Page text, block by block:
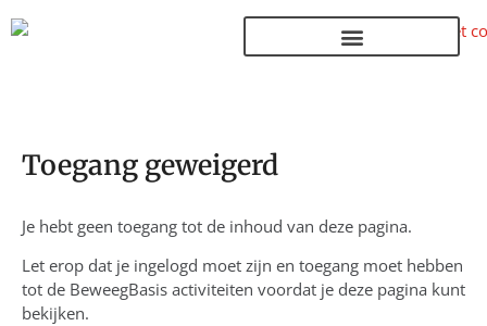
Toegang geweigerd
Je hebt geen toegang tot de inhoud van deze pagina.
Let erop dat je ingelogd moet zijn en toegang moet hebben
tot de BeweegBasis activiteiten voordat je deze pagina kunt
bekijken.